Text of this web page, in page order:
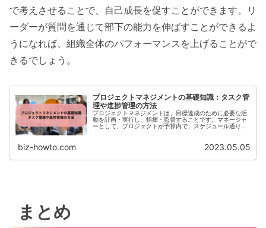
で考えさせることで、自己成長を促すことができます。リ
ーダーが質問を通じて部下の能力を伸ばすことができるよ
うになれば、組織全体のパフォーマンスを上げることがで
きるでしょう。
プロジェクトマネジメントの基礎知識：タスク管
理や進捗管理の方法
プロジェクトマネジメントは、目標達成のために必要な活
動を計画・実行し、指揮・監督することです。マネージャ
ーとして、プロジェクトが予算内で、スケジュール通り
biz-howto.com 2023.05.05
まとめ